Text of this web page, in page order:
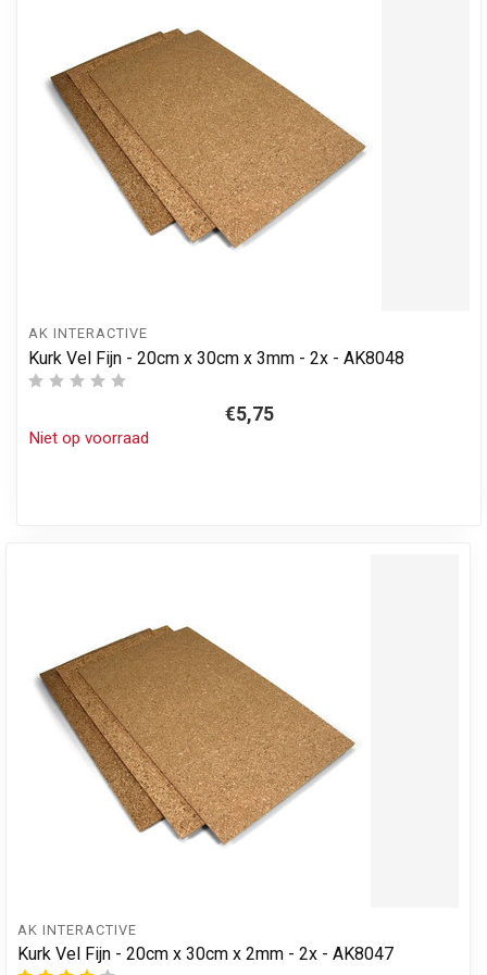
AK INTERACTIVE
Kurk Vel Fijn - 20cm x 30cm x 3mm - 2x - AK8048
€5,75
Niet op voorraad
AK INTERACTIVE
Kurk Vel Fijn - 20cm x 30cm x 2mm - 2x - AK8047